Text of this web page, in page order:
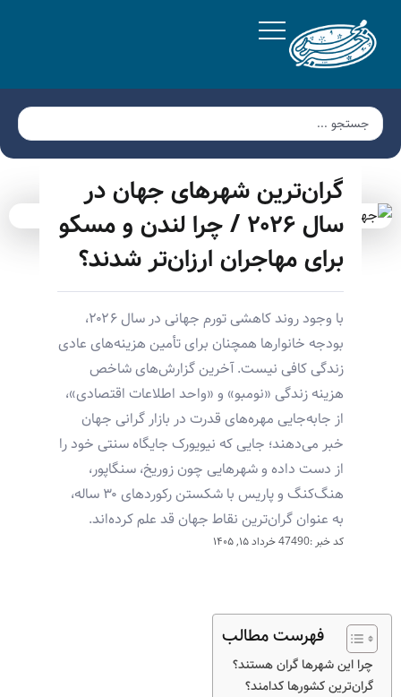
گران‌ترین شهرهای جهان در
سال ۲۰۲۶ / چرا لندن و مسکو
برای مهاجران ارزان‌تر شدند؟
با وجود روند کاهشی تورم جهانی در سال ۲۰۲۶،
بودجه خانوارها همچنان برای تأمین هزینه‌های عادی
زندگی کافی نیست. آخرین گزارش‌های شاخص
هزینه زندگی «نومبو» و «واحد اطلاعات اقتصادی»،
از جابه‌جایی مهره‌های قدرت در بازار گرانی جهان
خبر می‌دهند؛ جایی که نیویورک جایگاه سنتی خود را
از دست داده و شهرهایی چون زوریخ، سنگاپور،
هنگ‌کنگ و پاریس با شکستن رکوردهای ۳۰ ساله،
به عنوان گران‌ترین نقاط جهان قد علم کرده‌اند.
کد خبر :47490 خرداد ۱۵, ۱۴۰۵
فهرست مطالب
چرا این شهرها گران هستند؟
گران‌ترین کشورها کدامند؟